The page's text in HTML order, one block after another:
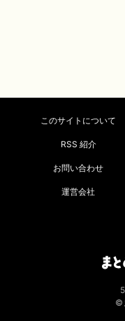
このサイトについて
RSS 紹介
お問い合わせ
運営会社
©